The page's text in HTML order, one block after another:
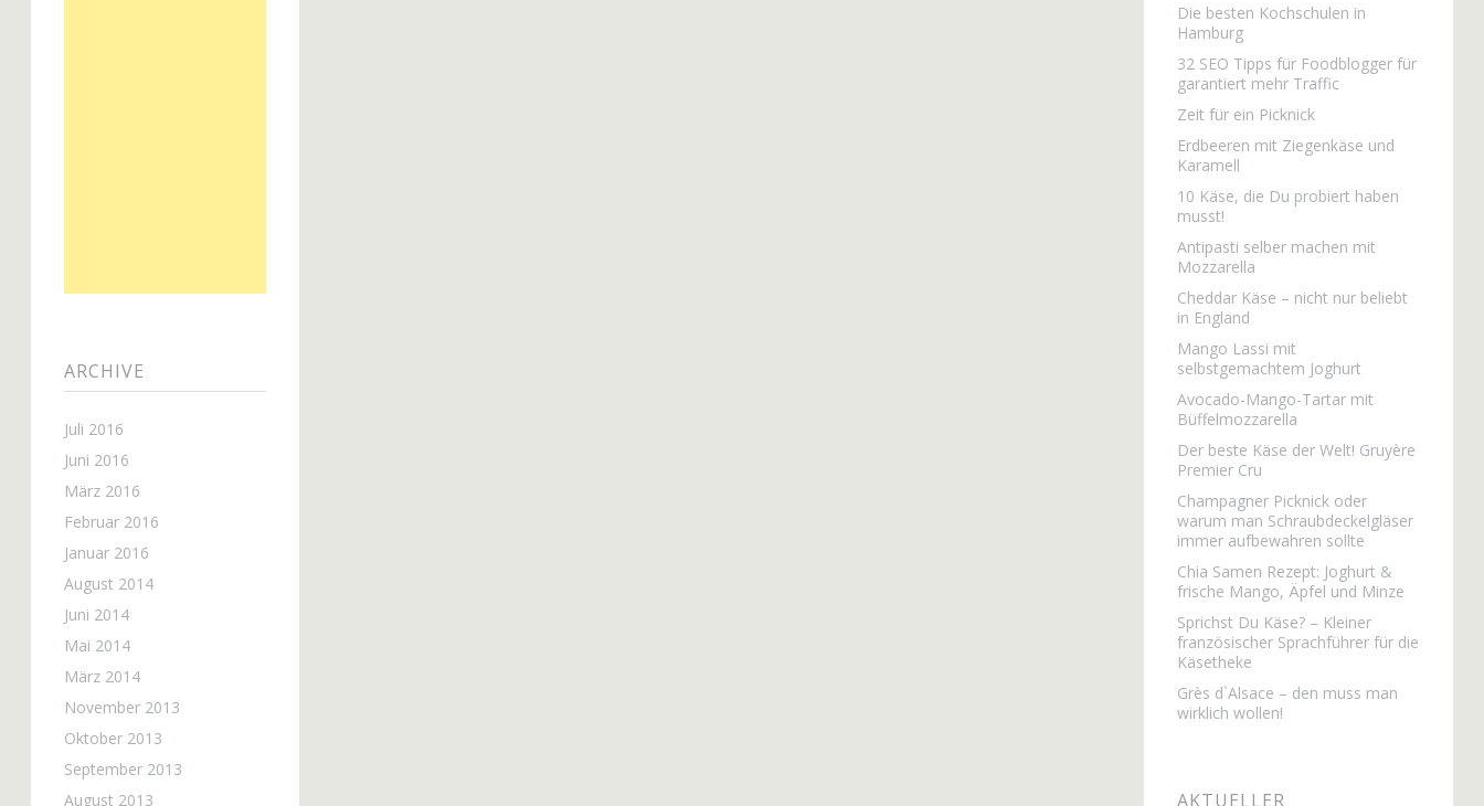
ARCHIVE
Juli 2016
Juni 2016
März 2016
Februar 2016
Januar 2016
August 2014
Juni 2014
Mai 2014
März 2014
November 2013
Oktober 2013
September 2013
August 2013
Die besten Kochschulen in
Hamburg
32 SEO Tipps für Foodblogger für
garantiert mehr Traffic
Zeit für ein Picknick
Erdbeeren mit Ziegenkäse und
Karamell
10 Käse, die Du probiert haben
musst!
Antipasti selber machen mit
Mozzarella
Cheddar Käse – nicht nur beliebt
in England
Mango Lassi mit
selbstgemachtem Joghurt
Avocado-Mango-Tartar mit
Büffelmozzarella
Der beste Käse der Welt! Gruyère
Premier Cru
Champagner Picknick oder
warum man Schraubdeckelgläser
immer aufbewahren sollte
Chia Samen Rezept: Joghurt &
frische Mango, Äpfel und Minze
Sprichst Du Käse? – Kleiner
französischer Sprachführer für die
Käsetheke
Grès d`Alsace – den muss man
wirklich wollen!
AKTUELLER